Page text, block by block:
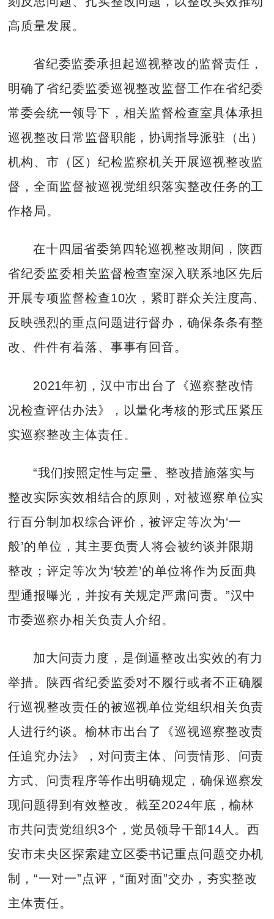
高质量发展。
省纪委监委承担起巡视整改的监督责任，
明确了省纪委监委巡视整改监督工作在省纪委
常委会统一领导下，相关监督检查室具体承担
巡视整改日常监督职能，协调指导派驻（出）
机构、市（区）纪检监察机关开展巡视整改监
督，全面监督被巡视党组织落实整改任务的工
作格局。
在十四届省委第四轮巡视整改期间，陕西
省纪委监委相关监督检查室深入联系地区先后
开展专项监督检查10次，紧盯群众关注度高、
反映强烈的重点问题进行督办，确保条条有整
改、件件有着落、事事有回音。
2021年初，汉中市出台了《巡察整改情
况检查评估办法》，以量化考核的形式压紧压
实巡察整改主体责任。
“我们按照定性与定量、整改措施落实与
整改实际实效相结合的原则，对被巡察单位实
行百分制加权综合评价，被评定等次为‘一
般’的单位，其主要负责人将会被约谈并限期
整改；评定等次为‘较差’的单位将作为反面典
型通报曝光，并按有关规定严肃问责。”汉中
市委巡察办相关负责人介绍。
加大问责力度，是倒逼整改出实效的有力
举措。陕西省纪委监委对不履行或者不正确履
行巡视整改责任的被巡视单位党组织相关负责
人进行约谈。榆林市出台了《巡视巡察整改责
任追究办法》，对问责主体、问责情形、问责
方式、问责程序等作出明确规定，确保巡察发
现问题得到有效整改。截至2024年底，榆林
市共问责党组织3个，党员领导干部14人。西
安市未央区探索建立区委书记重点问题交办机
制，“一对一”点评，“面对面”交办，夯实整改
主体责任。